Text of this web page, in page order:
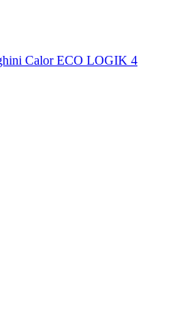
Calor ECO LOGIK 4